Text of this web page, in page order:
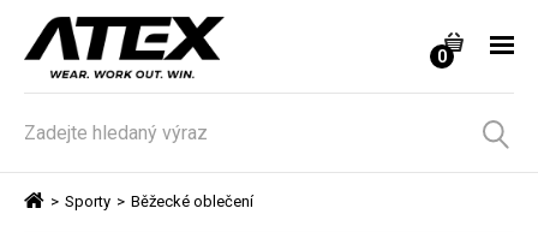
0
> Sporty > Běžecké oblečení